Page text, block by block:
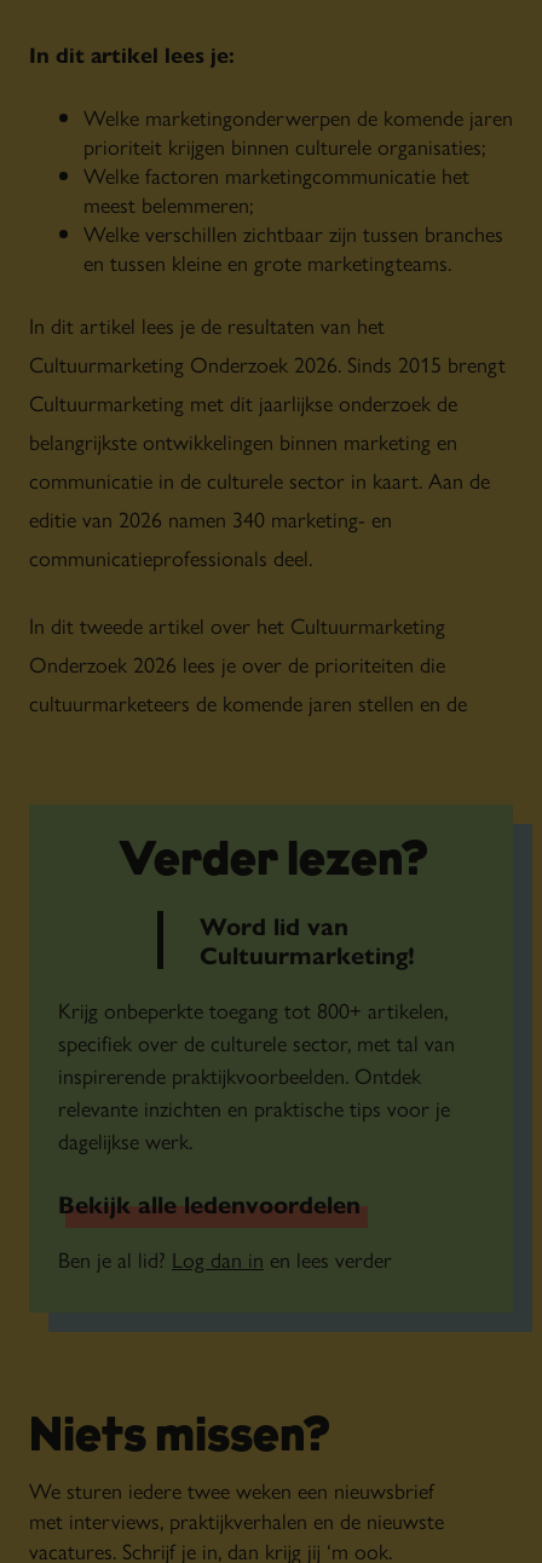
In dit artikel lees je:
Welke marketingonderwerpen de komende jaren
prioriteit krijgen binnen culturele organisaties;
Welke factoren marketingcommunicatie het
meest belemmeren;
Welke verschillen zichtbaar zijn tussen branches
en tussen kleine en grote marketingteams.
In dit artikel lees je de resultaten van het
Cultuurmarketing Onderzoek 2026. Sinds 2015 brengt
Cultuurmarketing met dit jaarlijkse onderzoek de
belangrijkste ontwikkelingen binnen marketing en
communicatie in de culturele sector in kaart. Aan de
editie van 2026 namen 340 marketing- en
communicatieprofessionals deel.
In dit tweede artikel over het Cultuurmarketing
Onderzoek 2026 lees je over de prioriteiten die
cultuurmarketeers de komende jaren stellen en de
Datagedreven
werken, technologie
en positionering
krijgen extra
aandacht
vooral op inzetten? De resultaten laten een duidelijke
trend zien.Merk en positioneringworden het
datagedreven werken, marketingtechnologie en
en zoeken naar manieren om slimmer te werken, hun
publiek beter te begrijpen en hun marketing verder te
versterken.
Verder lezen?
Word lid van
Cultuurmarketing!
Krijg onbeperkte toegang tot 800+ artikelen,
specifiek over de culturele sector, met tal van
inspirerende praktijkvoorbeelden. Ontdek
relevante inzichten en praktische tips voor je
dagelijkse werk.
Bekijk alle ledenvoordelen
Ben je al lid? Log dan in en lees verder
Niets missen?
We sturen iedere twee weken een nieuwsbrief
met interviews, praktijkverhalen en de nieuwste
vacatures. Schrijf je in, dan krijg jij ‘m ook.